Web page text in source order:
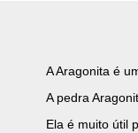
A Aragonita é
A pedra
Ela é muito útil